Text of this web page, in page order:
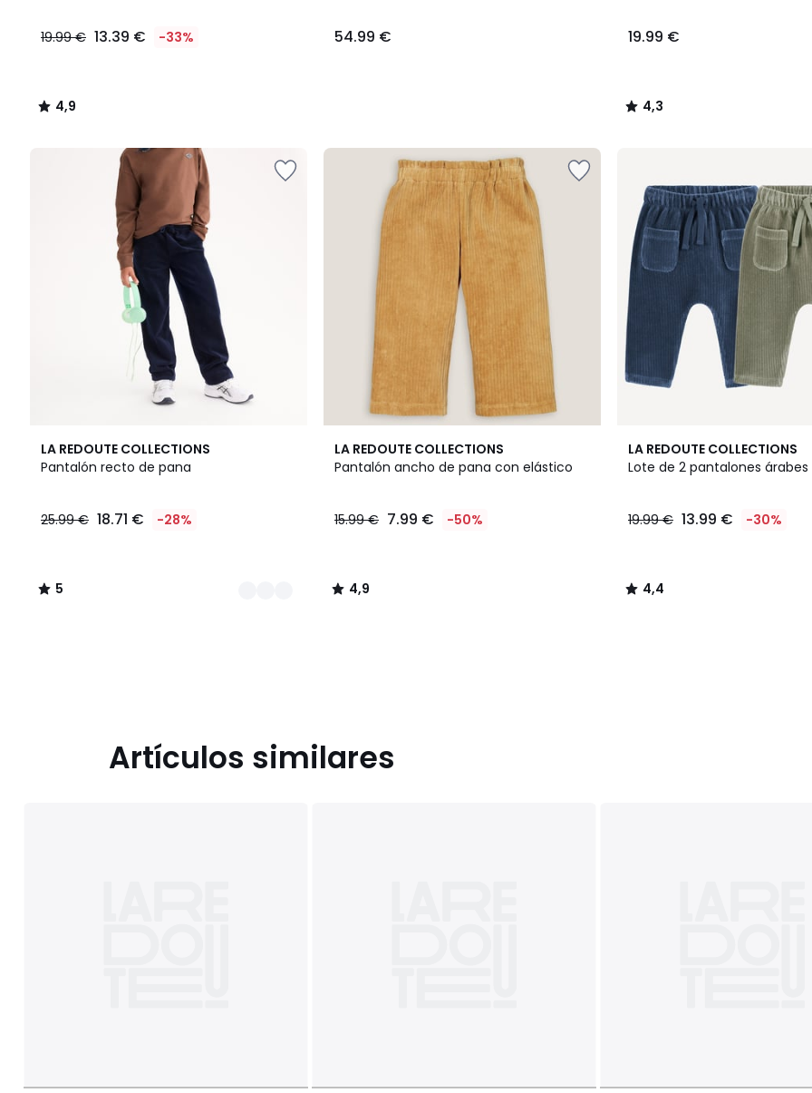
€
19.99
19.99 € 13.39 € -33%
4,9
/
54.99 € 19.99 €
4,3
/
LA REDOUTE COLLECTIONS
Pantalón recto de pana
25.99 € 18.71 € -28%
5
/
3
Colores
5
/
LA REDOUTE COLLECTIONS
Pantalón ancho de pana con elástico
15.99 € 7.99 € -50%
4,9
/ 5
4,9
/
LA REDOUTE COLLECTIONS
Lote de 2 pantalones
19.99 € 13.99 € -30%
4,4
/ 5
4,4
/
Artículos similares